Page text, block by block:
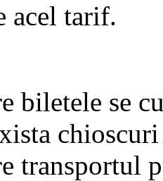
acel tarif.
biletele se
transportul